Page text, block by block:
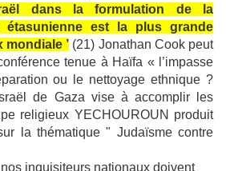
dans la formulation de la
étasunienne est la plus grande
mondiale ’ (21) Jonathan Cook peut
tenue à Haïfa « l’impasse
ou le nettoyage ethnique ?
de Gaza vise à accomplir les
religieux YECHOUROUN produit
la thématique " Judaïsme contre
inquisiteurs nationaux doivent